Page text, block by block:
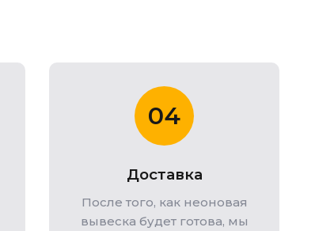
04
Доставка
После того, как неоновая
вывеска будет готова, мы